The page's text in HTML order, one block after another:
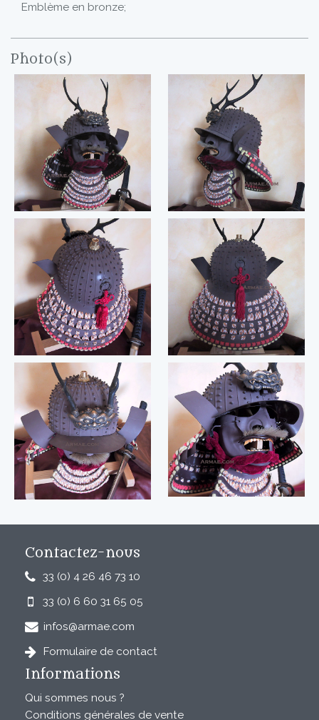
Emblème en bronze;
Photo(s)
Contactez-nous
33 (0) 4 26 46 73 10
33 (0) 6 60 31 65 05
infos@armae.com
Formulaire de contact
Informations
Qui sommes nous ?
Conditions générales de vente